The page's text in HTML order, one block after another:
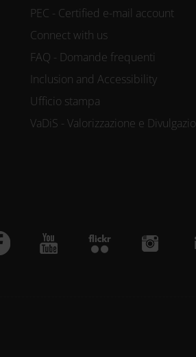
PEC - Certified e-mail account
Connect with us
FAQ - Domande frequenti
Inclusion and Accessibility
Ufficio stampa
VaDiS - Valorizzazione e